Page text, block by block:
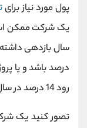
پول مورد نیاز برای
درصد باشد و یا
رود 14 درصد در سال بازدهی داشته باشد، اجتناب کند.
تصور کنید یک